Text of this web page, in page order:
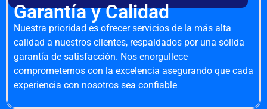
Garantía y Calidad
Nuestra prioridad es ofrecer servicios de la más alta
calidad a nuestros clientes, respaldados por una sólida
garantía de satisfacción. Nos enorgullece
comprometernos con la excelencia asegurando que cada
experiencia con nosotros sea confiable